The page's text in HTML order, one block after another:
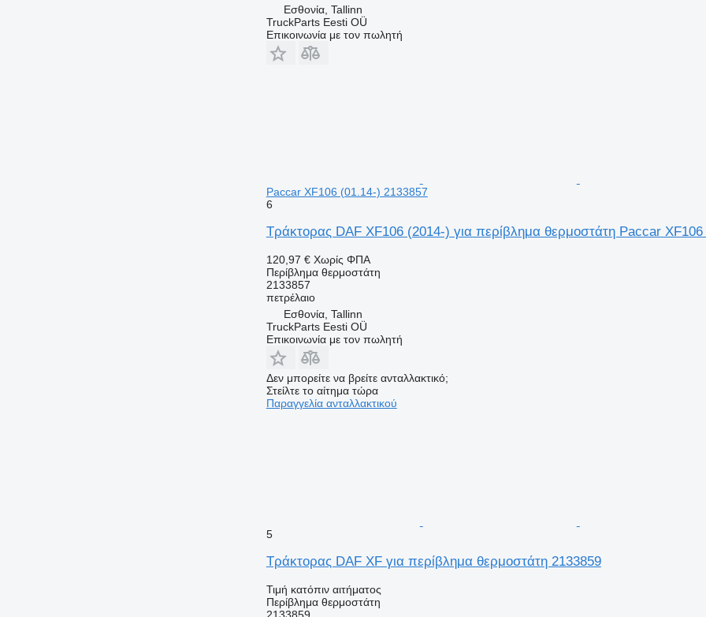
Εσθονία, Tallinn
TruckParts Eesti OÜ
Επικοινωνία με τον πωλητή
Paccar XF106 (01.14-) 2133857
6
Τράκτορας DAF XF106 (2014-) για περίβλημα θερμοστάτη Paccar
120,97 € Χωρίς ΦΠΑ
Περίβλημα θερμοστάτη
2133857
πετρέλαιο
Εσθονία, Tallinn
TruckParts Eesti OÜ
Επικοινωνία με τον πωλητή
Δεν μπορείτε να βρείτε ανταλλακτικό;
Στείλτε το αίτημα τώρα
Παραγγελία ανταλλακτικού
5
Τράκτορας DAF XF για περίβλημα θερμοστάτη 2133859
Τιμή κατόπιν αιτήματος
Περίβλημα θερμοστάτη
2133859